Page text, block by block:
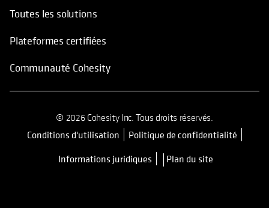
Toutes les solutions
Plateformes certifiées
Communauté Cohesity
© 2026 Cohesity Inc. Tous droits réservés.
Conditions d'utilisation s’ouvre dans un nouvel onglet
Politique de confidentialité
Informations juridiques
Plan du site